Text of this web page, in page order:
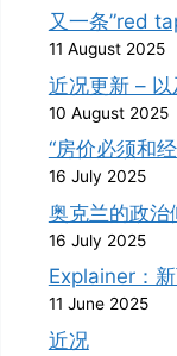
又一条”red
11 August 2025
近况更新 – 以
10 August 2025
“房价必须和
16 July 2025
奥克兰的政治
16 July 2025
Explainer：
11 June 2025
近况